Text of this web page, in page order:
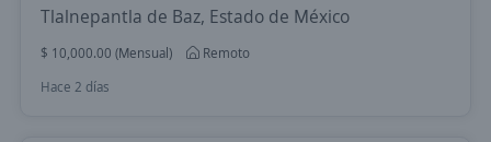
Tlalnepantla de Baz, Estado de México
$ 10,000.00 (Mensual)
Remoto
Hace 2 días